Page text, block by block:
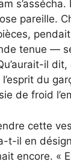
s’assécha.
pareille.
tenue —
il
du
de froid
cette
t-il en
encore. «